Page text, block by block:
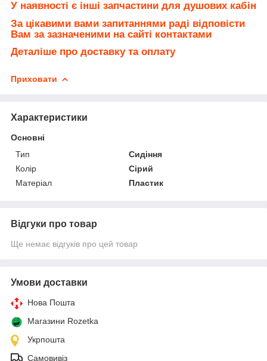
У наявності є інші запчастини для душових кабін
За цікавими вами запитаннями раді відповісти
Вам за зазначеними на сайті контактами
Деталіше про доставку та оплату
Приховати
Характеристики
Основні
Тип
Сидіння
Колір
Сірий
Матеріал
Пластик
Відгуки про товар
Ще немає відгуків про цей товар
Умови доставки
Нова Пошта
Магазини Rozetka
Укрпошта
Самовивіз